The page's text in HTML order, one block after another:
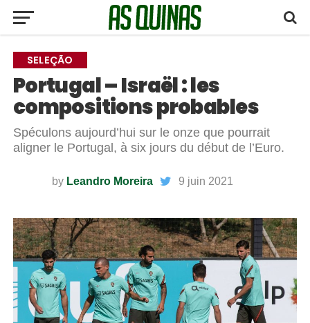
SELEÇÃO
Portugal – Israël : les
compositions probables
Spéculons aujourd’hui sur le onze que pourrait
aligner le Portugal, à six jours du début de l’Euro.
by Leandro Moreira 9 juin 2021